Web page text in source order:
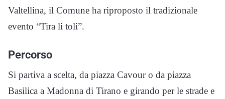
Valtellina, il Comune ha riproposto il tradizionale
evento “Tira li toli”.
Percorso
Si partiva a scelta, da piazza Cavour o da piazza
Basilica a Madonna di Tirano e girando per le strade e